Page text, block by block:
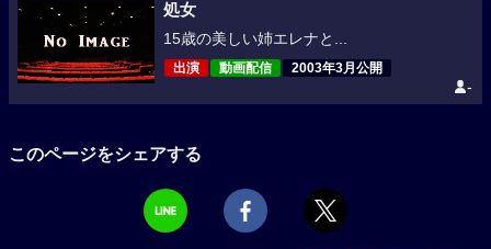
処女
15歳の美しい姉エレナと...
出演 動画配信 2003年3月公開
-
このページをシェアする